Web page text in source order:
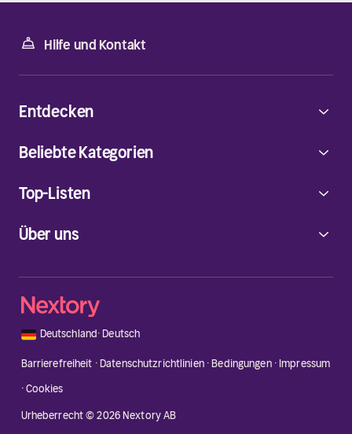
Hilfe und Kontakt
Über uns
Entdecken
Beliebte Kategorien
Top-Listen
🇩🇪 Deutschland·Deutsch
Barrierefreiheit ·Datenschutzrichtlinien·Bedingungen· Impressum
·Cookies
Urheberrecht © 2026 Nextory AB